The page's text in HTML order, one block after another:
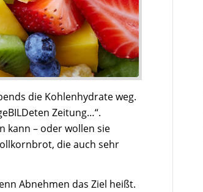
die Kohlenhydrate weg.
Zeitung…“.
kann – oder wollen sie
die auch sehr
Abnehmen das Ziel heißt.